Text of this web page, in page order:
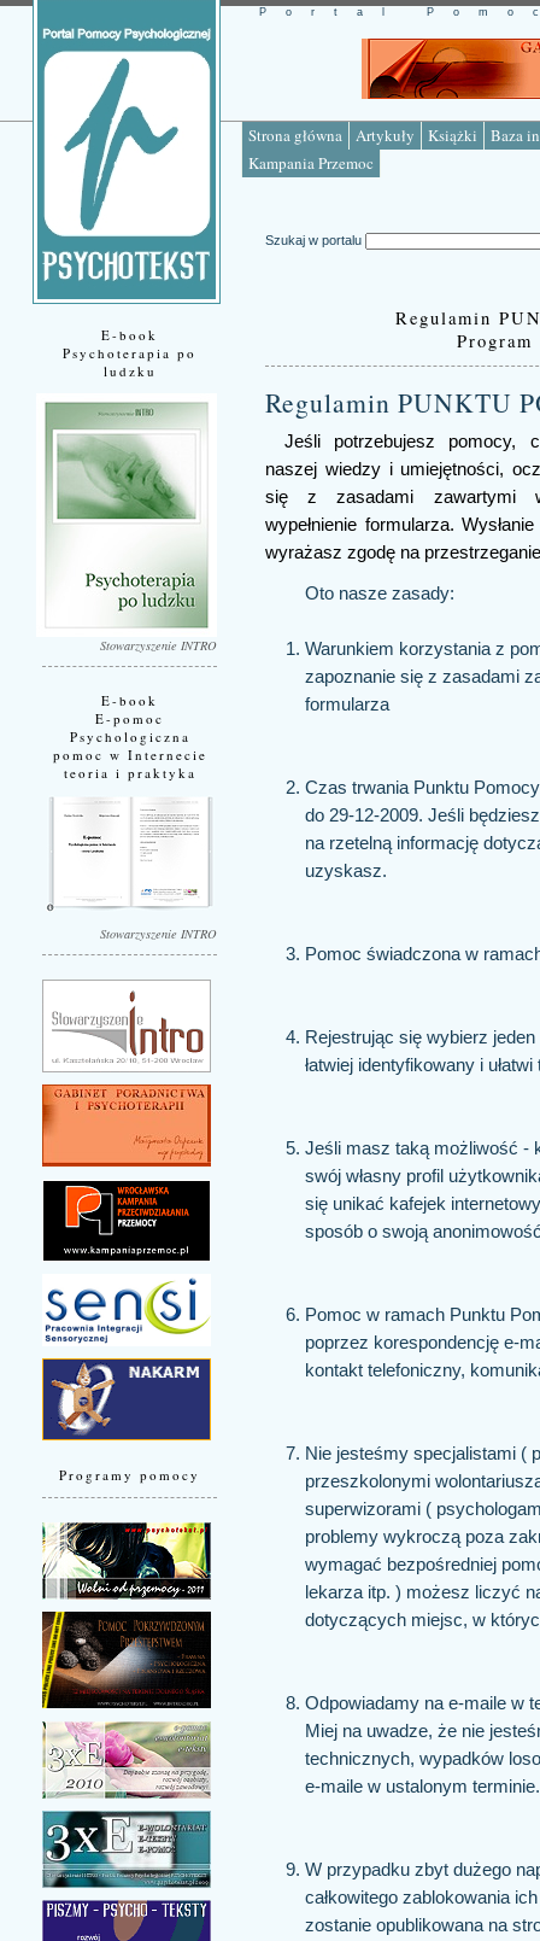
Strona główna Artykuły Książki
Baza
Kampania Przemoc
Portal
E-book
Psychoterapia po
ludzku
Stowarzyszenie INTRO
E-book
E-pomoc
Psychologiczna
pomoc w Internecie
teoria i praktyka
Stowarzyszenie INTRO
Programy pomocy
Szukaj w portalu
Regulamin
Regulamin PUNKTU
Jeśli potrzebujesz pomocy,
naszej wiedzy i umiejętności,
się z zasadami zawartymi
wypełnienie formularza.
wyrażasz zgodę na
Oto nasze zasady:
Warunkiem korzystania z
zapoznanie się z zasadami
formularza
Czas trwania Punktu
do 29-12-2009. Jeśli
na rzetelną informację
uzyskasz.
Pomoc świadczona w
Rejestrując się wybierz
łatwiej identyfikowany i
Jeśli masz taką możliwość -
swój własny profil
się unikać kafejek
sposób o swoją
Pomoc w ramach Punktu
poprzez korespondencję e-
kontakt telefoniczny,
Nie jesteśmy specjalistami (
przeszkolonymi
superwizorami (
problemy wykroczą poza
wymagać bezpośredniej
lekarza itp. ) możesz liczyć
dotyczących miejsc, w
Odpowiadamy na e-maile w
Miej na uwadze, że nie
technicznych, wypadków
e-maile w ustalonym
W przypadku zbyt dużego
całkowitego zablokowania
zostanie opublikowana na